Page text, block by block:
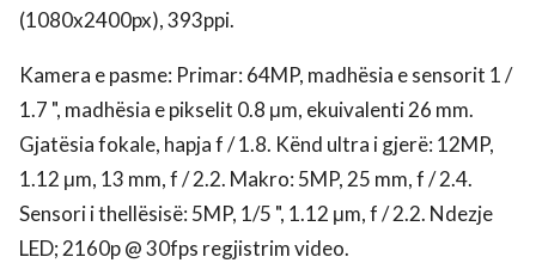
(1080x2400px), 393ppi.
Kamera e pasme: Primar: 64MP, madhësia e sensorit 1 /
1.7 ", madhësia e pikselit 0.8 μm, ekuivalenti 26 mm.
Gjatësia fokale, hapja f / 1.8. Kënd ultra i gjerë: 12MP,
1.12 μm, 13 mm, f / 2.2. Makro: 5MP, 25 mm, f / 2.4.
Sensori i thellësisë: 5MP, 1/5 ", 1.12 μm, f / 2.2. Ndezje
LED; 2160p @ 30fps regjistrim video.